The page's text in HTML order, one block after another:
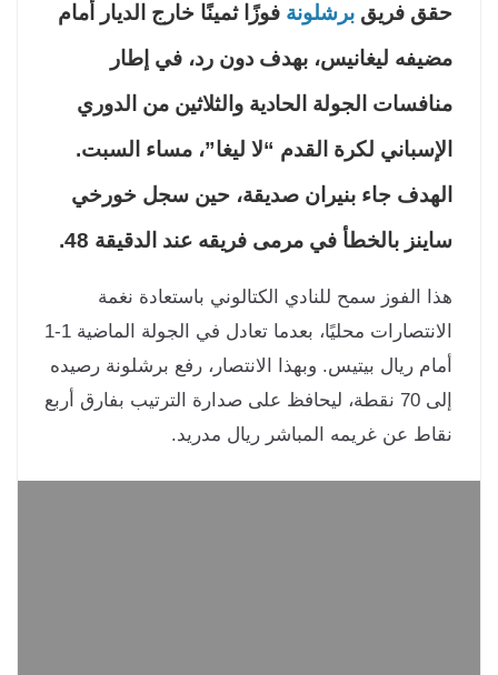
فريقبرشلونةفوزًا ثمينًا خارج الديار أمام
ليغانيس، بهدف دون رد، في إطار
الجولة الحادية والثلاثين من الدوري
لكرة القدم “لا ليغا”، مساء السبت.
جاء بنيران صديقة، حين سجل خورخي
بالخطأ في مرمى فريقه عند الدقيقة 48.
الفوز سمح للنادي الكتالوني باستعادة نغمة
الانتصارات محليًا، بعدما تعادل في الجولة الماضية 1-1
ريال بيتيس. وبهذا الانتصار، رفع برشلونة رصيده
إلى 70 نقطة، ليحافظ على صدارة الترتيب بفارق أربع
عن غريمه المباشر ريال مدريد.